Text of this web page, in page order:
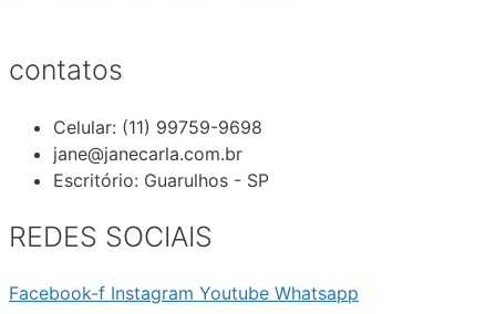
contatos
Celular: (11) 99759-9698
jane@janecarla.com.br
Escritório: Guarulhos - SP
REDES SOCIAIS
Facebook-f Instagram Youtube Whatsapp